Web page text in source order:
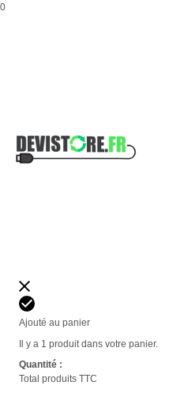
0
Ajouté au panier
Il y a 1 produit dans votre panier.
Quantité :
Total produits TTC